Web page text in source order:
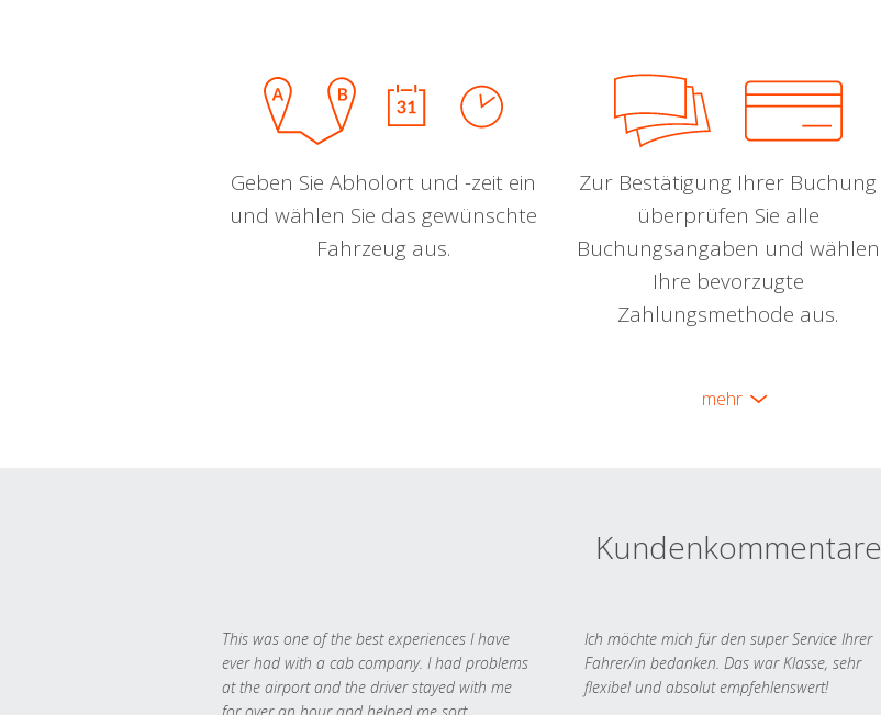
Geben Sie Abholort und -zeit ein
und wählen Sie das gewünschte
Fahrzeug aus.
Zur Bestätigung Ihrer Buchung
überprüfen Sie alle
Buchungsangaben und wählen
Ihre bevorzugte
Zahlungsmethode aus.
mehr
Kundenkommentare
This was one of the best experiences I have
ever had with a cab company. I had problems
at the airport and the driver stayed with me
Ich möchte mich für den super Service Ihrer
Fahrer/in bedanken. Das war Klasse, sehr
flexibel und absolut empfehlenswert!